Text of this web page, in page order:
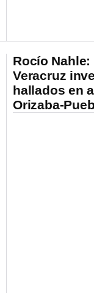
Rocío
Veracruz
hallados en
Orizaba-